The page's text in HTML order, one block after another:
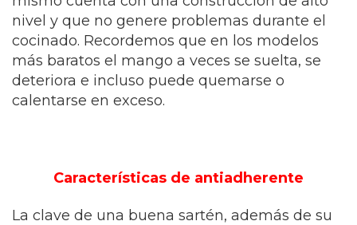
nivel y que no genere problemas durante el
cocinado. Recordemos que en los modelos
más baratos el mango a veces se suelta, se
deteriora e incluso puede quemarse o
calentarse en exceso.
Características de antiadherente
La clave de una buena sartén, además de su